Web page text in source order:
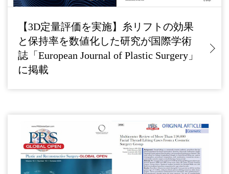
【3D定量評価を実施】糸リフトの効果
と保持率を数値化した研究が国際学術
誌「European Journal of Plastic Surgery」
に掲載